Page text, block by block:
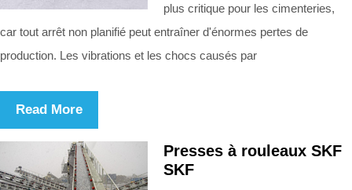
plus critique pour les cimenteries,
car tout arrêt non planifié peut entraîner d'énormes pertes de
production. Les vibrations et les chocs causés par
Read More
Presses à rouleaux SKF
SKF